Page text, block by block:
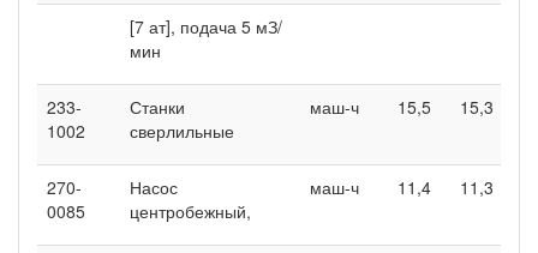
[7 ат], подача 5 мЗ/
мин
233-
1002
Станки
сверлильные
маш-ч 15,5 15,3
270-
0085
Насос
центробежный,
маш-ч 11,4 11,3